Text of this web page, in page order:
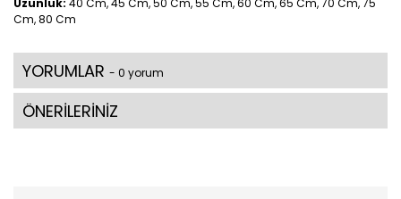
Uzunluk: 40 Cm, 45 Cm, 50 Cm, 55 Cm, 60 Cm, 65 Cm, 70 Cm, 75
Cm, 80 Cm
YORUMLAR - 0 yorum
ÖNERİLERİNİZ